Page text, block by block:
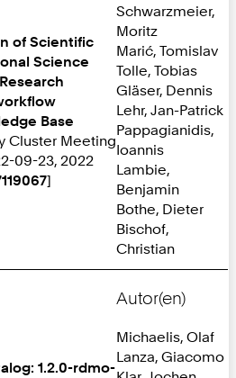
of Scientific
Science
Base
Cluster Meeting
09-23, 2022
]
Schwarzmeier,
Moritz
Marić, Tomislav
Tolle, Tobias
Gläser, Dennis
Lehr, Jan-Patrick
Pappagianidis,
Ioannis
Lambie,
Benjamin
Bothe, Dieter
Bischof,
Christian
1.2.0-rdmo-
Autor(en)
Michaelis, Olaf
Lanza, Giacomo